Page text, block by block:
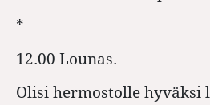
*
12.00 Lounas.
Olisi hermostolle hyväksi